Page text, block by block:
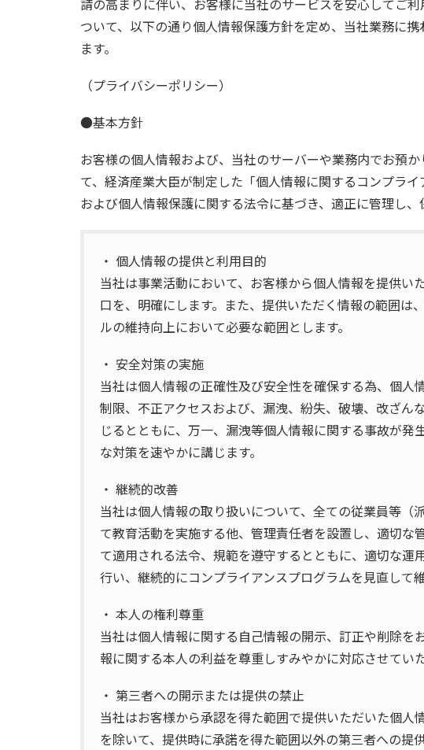
請の高まりに伴い、お客様に当社のサービスを安心してご
ついて、以下の通り個人情報保護方針を定め、当社業務に
ます。
（プライバシーポリシー）
●基本方針
お客様の個人情報および、当社のサーバーや業務内でお預
て、経済産業大臣が制定した「個人情報に関するコンプラ
および個人情報保護に関する法令に基づき、適正に管理し、
・ 個人情報の提供と利用目的
当社は事業活動において、お客様から個人情報を提供い
口を、明確にします。また、提供いただく情報の範囲は
ルの維持向上において必要な範囲とします。
・ 安全対策の実施
当社は個人情報の正確性及び安全性を確保する為、個人
制限、不正アクセスおよび、漏洩、紛失、破壊、改ざん
じるとともに、万一、漏洩等個人情報に関する事故が発
な対策を速やかに講じます。
・ 継続的改善
当社は個人情報の取り扱いについて、全ての従業員等（
て教育活動を実施する他、管理責任者を設置し、適切な
て適用される法令、規範を遵守するとともに、適切な運
行い、継続的にコンプライアンスプログラムを見直して
・ 本人の権利尊重
当社は個人情報に関する自己情報の開示、訂正や削除を
報に関する本人の利益を尊重しすみやかに対応させていた
・ 第三者への開示または提供の禁止
当社はお客様から承認を得た範囲で提供いただいた個人
を除いて、提供時に承諾を得た範囲以外の第三者への提